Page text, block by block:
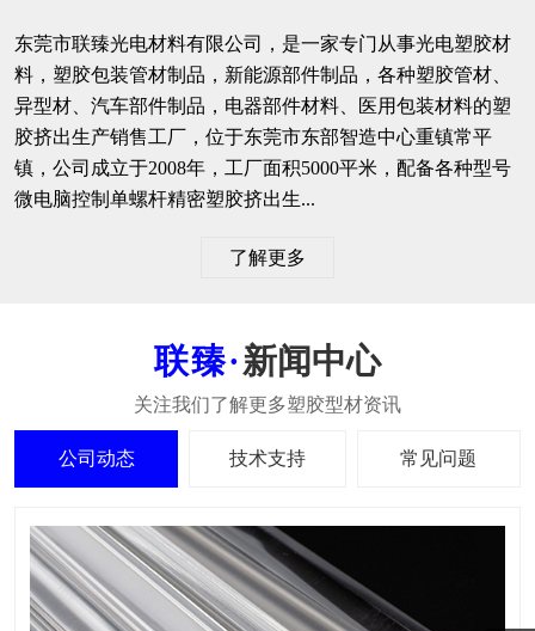
东莞市联臻光电材料有限公司，是一家专门从事光电塑胶材
料，塑胶包装管材制品，新能源部件制品，各种塑胶管材、
异型材、汽车部件制品，电器部件材料、医用包装材料的塑
胶挤出生产销售工厂，位于东莞市东部智造中心重镇常平
镇，公司成立于2008年，工厂面积5000平米，配备各种型号
微电脑控制单螺杆精密塑胶挤出生...
了解更多
新闻中心
公司动态 技术支持 常见问题